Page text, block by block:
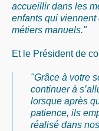
accueillir dans les
enfants qui
métiers manuels."
Et le Président de
"Grâce à votre
continuer à
lorsque après
patience, ils
réalisé dans